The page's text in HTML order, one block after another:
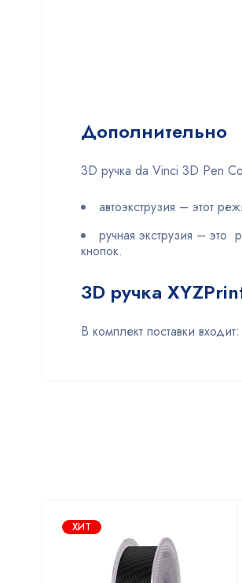
Дополнительно
3D ручка da Vinci 3D Pen
автоэкструзия – этот
ручная экструзия – это
кнопок.
3D ручка
В комплект поставки
ХИТ